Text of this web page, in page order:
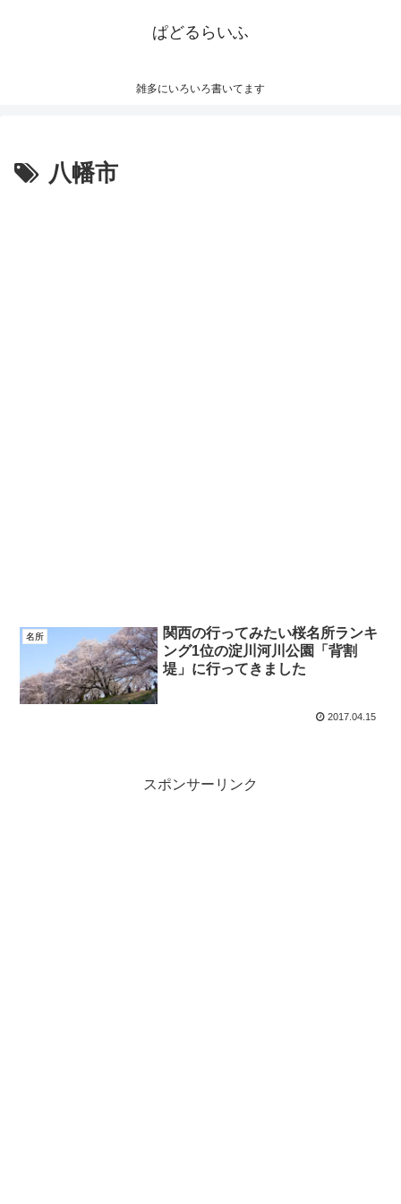
ぱどるらいふ
雑多にいろいろ書いてます
八幡市
名所
関西の行ってみたい桜名所ランキ
ング1位の淀川河川公園「背割
堤」に行ってきました
2017.04.15
スポンサーリンク